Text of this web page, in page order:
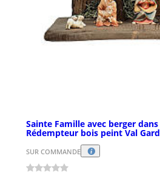
Sainte Famille avec berger
Rédempteur bois peint Val
SUR COMMANDE